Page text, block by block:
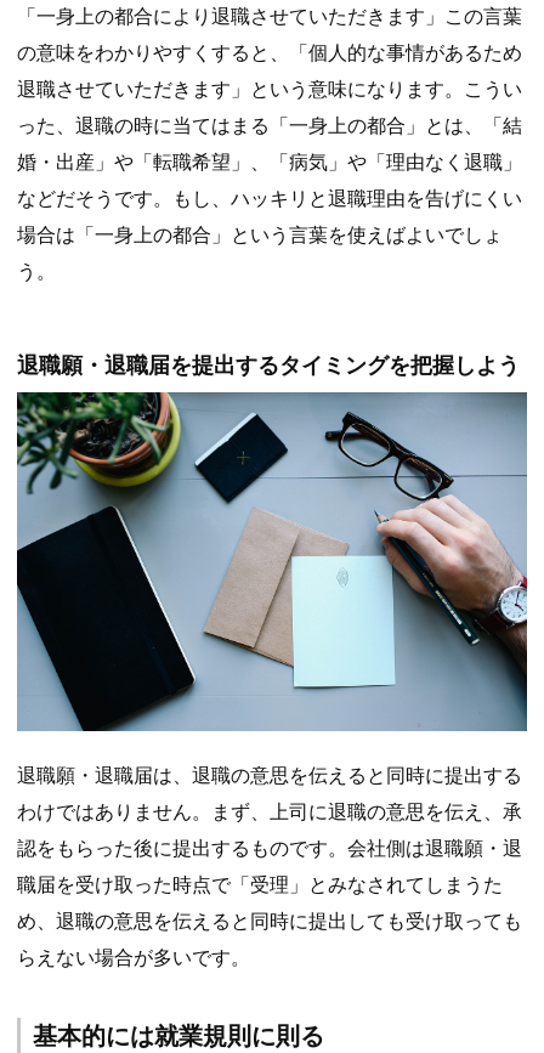
「一身上の都合により退職させていただきます」この言葉
の意味をわかりやすくすると、「個人的な事情があるため
退職させていただきます」という意味になります。こうい
った、退職の時に当てはまる「一身上の都合」とは、「結
婚・出産」や「転職希望」、「病気」や「理由なく退職」
などだそうです。もし、ハッキリと退職理由を告げにくい
場合は「一身上の都合」という言葉を使えばよいでしょ
う。
退職願・退職届を提出するタイミングを把握しよう
退職願・退職届は、退職の意思を伝えると同時に提出する
わけではありません。まず、上司に退職の意思を伝え、承
認をもらった後に提出するものです。会社側は退職願・退
職届を受け取った時点で「受理」とみなされてしまうた
め、退職の意思を伝えると同時に提出しても受け取っても
らえない場合が多いです。
基本的には就業規則に則る